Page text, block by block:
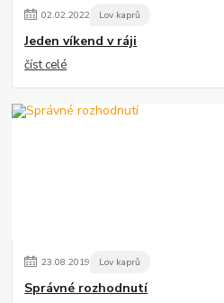
02.02.2022 Lov kaprů
Jeden víkend v ráji
číst celé
23.08.2019 Lov kaprů
Správné rozhodnutí